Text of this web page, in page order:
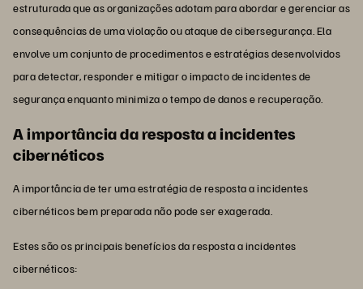
estruturada que as organizações adotam para abordar e gerenciar as
consequências de uma violação ou ataque de cibersegurança. Ela
envolve um conjunto de procedimentos e estratégias desenvolvidos
para detectar, responder e mitigar o impacto de incidentes de
segurança enquanto minimiza o tempo de danos e recuperação.
A importância da resposta a incidentes
cibernéticos
A importância de ter uma estratégia de resposta a incidentes
cibernéticos bem preparada não pode ser exagerada.
Estes são os principais benefícios da resposta a incidentes
cibernéticos: